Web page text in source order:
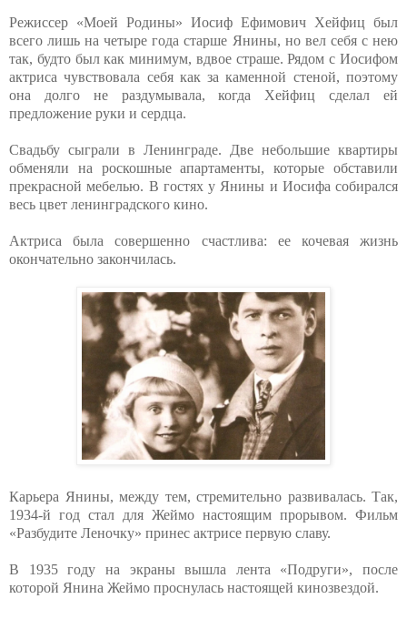
Режиссер «Моей Родины» Иосиф Ефимович Хейфиц был
всего лишь на четыре года старше Янины, но вел себя с нею
так, будто был как минимум, вдвое страше. Рядом с Иосифом
актриса чувствовала себя как за каменной стеной, поэтому
она долго не раздумывала, когда Хейфиц сделал ей
предложение руки и сердца.
Свадьбу сыграли в Ленинграде. Две небольшие квартиры
обменяли на роскошные апартаменты, которые обставили
прекрасной мебелью. В гостях у Янины и Иосифа собирался
весь цвет ленинградского кино.
Актриса была совершенно счастлива: ее кочевая жизнь
окончательно закончилась.
Карьера Янины, между тем, стремительно развивалась. Так,
1934-й год стал для Жеймо настоящим прорывом. Фильм
«Разбудите Леночку» принес актрисе первую славу.
В 1935 году на экраны вышла лента «Подруги», после
которой Янина Жеймо проснулась настоящей кинозвездой.